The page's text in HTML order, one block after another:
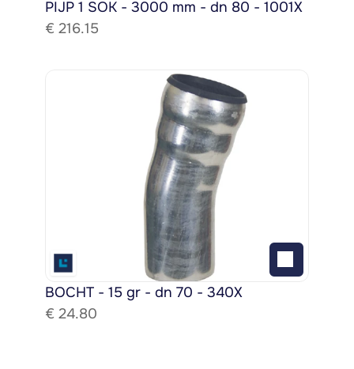
PIJP 1 SOK - 3000 mm - dn 80 - 1001X
€ 216.15
BOCHT - 15 gr - dn 70 - 340X
€ 24.80